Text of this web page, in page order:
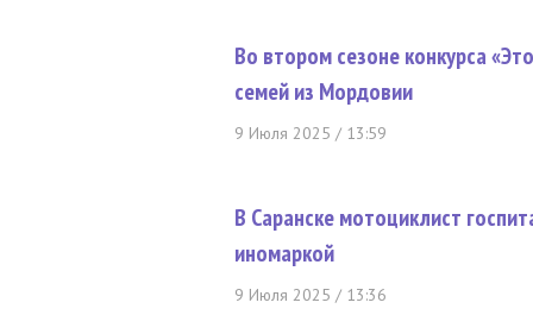
Во втором сезоне конкурса
семей из Мордовии
9 Июля 2025 / 13:59
В Саранске мотоциклист
иномаркой
9 Июля 2025 / 13:36